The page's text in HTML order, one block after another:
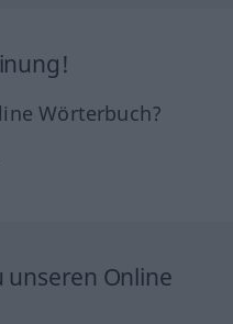
Wörterbuch?
unseren Online